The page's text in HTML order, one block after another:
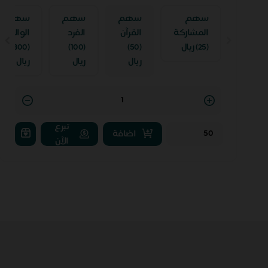
سهم
المشاركة
(25) ريال
سهم
القرآن
(50)
ريال
سهم
الفرد
(100)
ريال
سهم
الوالدين
ريال
Quantity
اضافة
تبرع
الآن